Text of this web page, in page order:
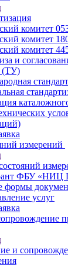
комитет
комитет
комитет
и
(ТУ)
измерений
ФБУ «НИЦ
формы
услуг
и